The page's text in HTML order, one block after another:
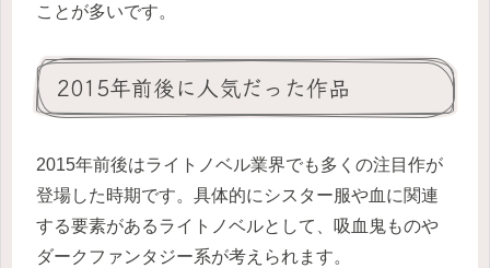
ことが多いです。
2015年前後に人気だった作品
2015年前後はライトノベル業界でも多くの注目作が
登場した時期です。具体的にシスター服や血に関連
する要素があるライトノベルとして、吸血鬼ものや
ダークファンタジー系が考えられます。